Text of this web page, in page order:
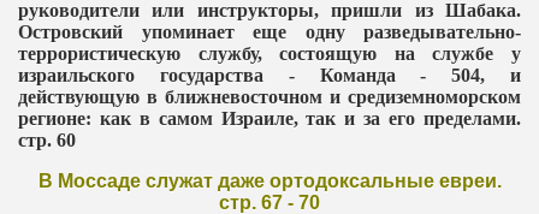
руководители или инструкторы, пришли из Шабака.
Островский упоминает еще одну разведывательно-
террористическую службу, состоящую на службе у
израильского государства - Команда - 504, и
действующую в ближневосточном и средиземноморском
регионе: как в самом Израиле, так и за его пределами.
стр. 60
В Моссаде служат даже ортодоксальные евреи.
стр. 67 - 70